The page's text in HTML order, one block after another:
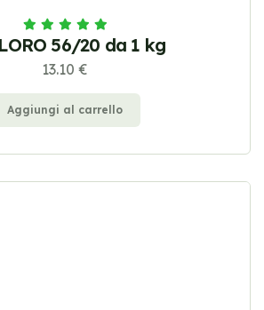
56/20 da 1 kg
13.10 €
Aggiungi al carrello